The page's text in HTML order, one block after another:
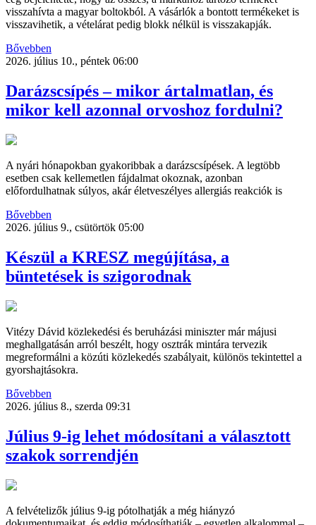
visszahívta a magyar boltokból. A vásárlók a bontott termékeket is
visszavihetik, a vételárat pedig blokk nélkül is visszakapják.
Bővebben
2026. július 10., péntek 06:00
Darázscsípés – mikor ártalmatlan, és
mikor kell azonnal orvoshoz fordulni?
A nyári hónapokban gyakoribbak a darázscsípések. A legtöbb
esetben csak kellemetlen fájdalmat okoznak, azonban
előfordulhatnak súlyos, akár életveszélyes allergiás reakciók is
Bővebben
2026. július 9., csütörtök 05:00
Készül a KRESZ megújítása, a
büntetések is szigorodnak
Vitézy Dávid közlekedési és beruházási miniszter már májusi
meghallgatásán arról beszélt, hogy osztrák mintára tervezik
megreformálni a közúti közlekedés szabályait, különös tekintettel a
gyorshajtásokra.
Bővebben
2026. július 8., szerda 09:31
Július 9-ig lehet módosítani a választott
szakok sorrendjén
A felvételizők július 9-ig pótolhatják a még hiányzó